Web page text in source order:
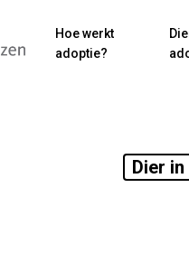
Hoe werkt
adoptie?
Dier